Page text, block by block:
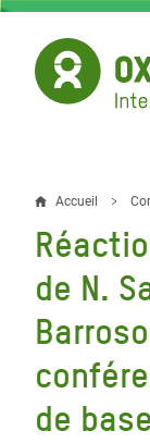
Aller
contenu
principal
Fil
d'Ariane
Accueil
de N.
de